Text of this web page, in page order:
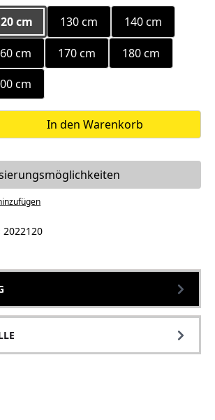
cm 130 cm 140 cm
cm 170 cm
180 cm
cm
In den Warenkorb
2022120